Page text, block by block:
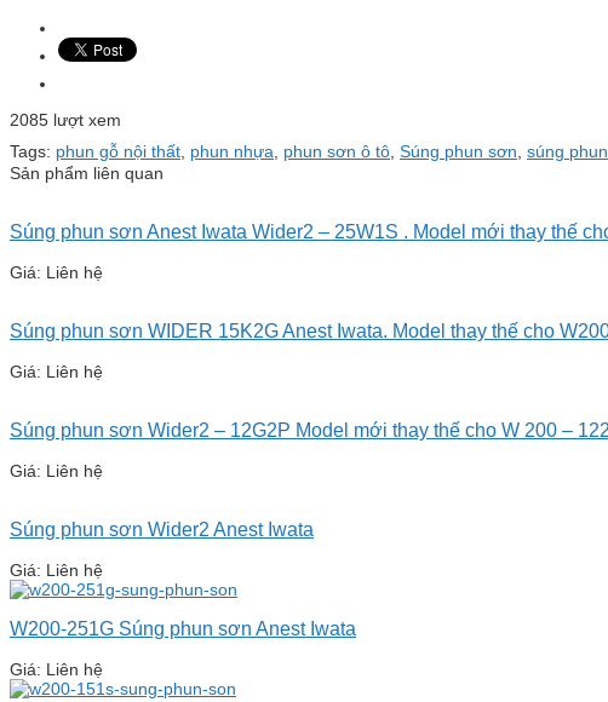
2085 lượt xem
Tags: phun gỗ nội thất phun nhựa phun sơn ô tô Súng phun sơn súng
Sản phẩm liên quan
Súng phun sơn Anest Iwata Wider2 – 25W1S . Model mới thay thế
Giá: Liên hệ
Súng phun sơn WIDER 15K2G Anest Iwata. Model thay thế cho
Giá: Liên hệ
Súng phun sơn Wider2 – 12G2P Model mới thay thế cho W 200 –
Giá: Liên hệ
Súng phun sơn Wider2 Anest Iwata
Giá: Liên hệ
W200-251G Súng phun sơn Anest Iwata
Giá: Liên hệ